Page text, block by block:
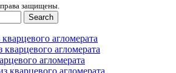
защищены.
Search
агломерата
агломерата
агломерата
кварцевого агломерата